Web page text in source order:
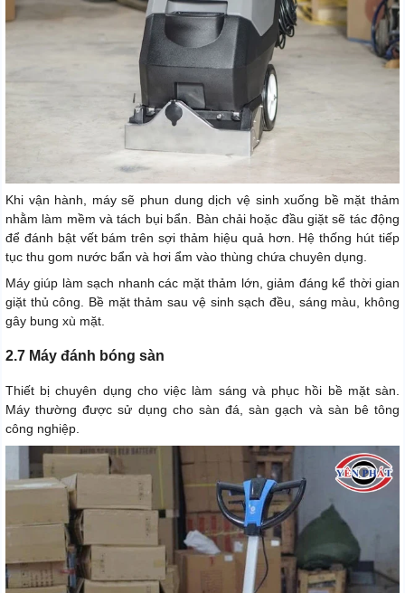
Khi vận hành, máy sẽ phun dung dịch vệ sinh xuống bề mặt thảm
nhằm làm mềm và tách bụi bẩn. Bàn chải hoặc đầu giặt sẽ tác động
để đánh bật vết bám trên sợi thảm hiệu quả hơn. Hệ thống hút tiếp
tục thu gom nước bẩn và hơi ẩm vào thùng chứa chuyên dụng.
Máy giúp làm sạch nhanh các mặt thảm lớn, giảm đáng kể thời gian
giặt thủ công. Bề mặt thảm sau vệ sinh sạch đều, sáng màu, không
gây bung xù mặt.
2.7 Máy đánh bóng sàn
Thiết bị chuyên dụng cho việc làm sáng và phục hồi bề mặt sàn.
Máy thường được sử dụng cho sàn đá, sàn gạch và sàn bê tông
công nghiệp.